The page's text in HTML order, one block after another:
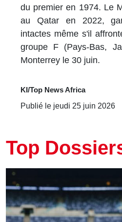
du premier en 1974. Le
au Qatar en 2022,
intactes même s'il
groupe F (Pays-Bas,
Monterrey le 30 juin.
KI/Top News Africa
Publié le jeudi 25 juin 2026
Top